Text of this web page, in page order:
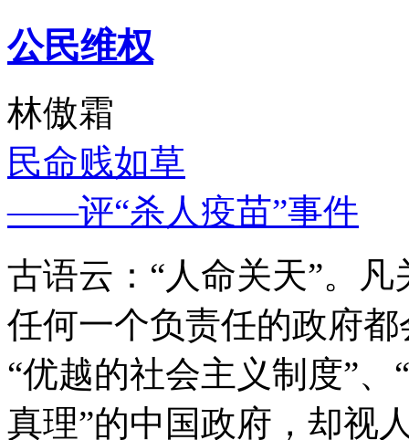
公民维权
林傲霜
民命贱如草
——评“杀人疫苗”事件
古语云：“人命关天”。
任何一个负责任的政府
“优越的社会主义制度”
真理”的中国政府，却视